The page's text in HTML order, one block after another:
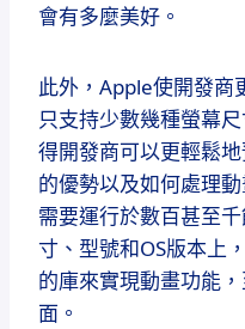
會有多麼美好。
此外，Apple使開發商
只支持少數幾種螢幕
得開發商可以更輕鬆
的優勢以及如何處理
需要運行於數百甚至
寸、型號和OS版本上
的庫來實現動畫功能
面。